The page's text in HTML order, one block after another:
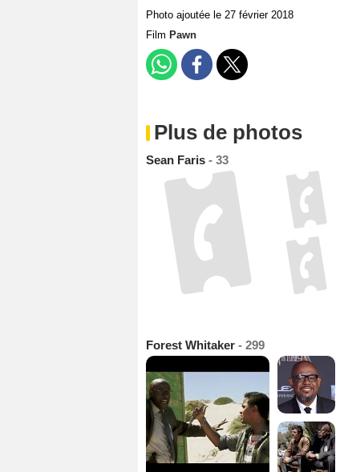
Photo ajoutée le 27 février 2018
Film Pawn
Plus de photos
Sean Faris - 33
Forest Whitaker - 299